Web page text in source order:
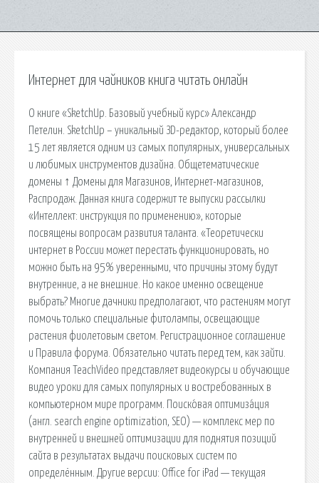
Интернет для чайников книга читать онлайн
О книге «SketchUp. Базовый учебный курс» Александр
Петелин. SketchUp – уникальный ЗD-редактор, который более
15 лет является одним из самых популярных, универсальных
и любимых инструментов дизайна. Общетематические
домены ↑ Домены для Магазинов, Интернет-магазинов,
Распродаж. Данная книга содержит те выпуски рассылки
«Интеллект: инструкция по применению», которые
посвящены вопросам развития таланта. «Теоретически
интернет в России может перестать функционировать, но
можно быть на 95% уверенными, что причины этому будут
внутренние, а не внешние. Но какое именно освещение
выбрать? Многие дачники предполагают, что растениям могут
помочь только специальные фитолампы, освещающие
растения фиолетовым светом. Регистрационное соглашение
и Правила форума. Обязательно читать перед тем, как зайти.
Компания TeachVideo представляет видеокурсы и обучающие
видео уроки для самых популярных и востребованных в
компьютерном мире программ. Поиско́вая оптимиза́ция
(англ. search engine optimization, SEO) — комплекс мер по
внутренней и внешней оптимизации для поднятия позиций
сайта в результатах выдачи поисковых систем по
определённым. Другие версии: Office for iPad — текущая